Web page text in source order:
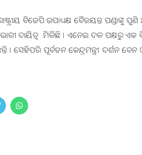
ବିଜେପି ଉପାଧ୍ୟକ୍ଷ ବୈଜୟନ୍ତ
ଦାୟିତ୍ଵ ମିଳିଛି । ଏନେଇ ଦଳ ପକ୍ଷରୁ ଏକ
। ସେହିପରି ପୂର୍ବତନ କେନ୍ଦ୍ରମନ୍ତ୍ରୀ ଦର୍ଶନ